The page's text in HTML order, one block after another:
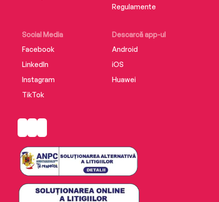
Social Media
Facebook
LinkedIn
Instagram
TikTok
Descarcă app-ul
Android
iOS
Huawei
Regulamente